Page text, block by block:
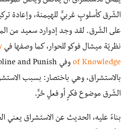
الشّرق كأسلوبٍ غربيٍّ للهيمنة، وإعادة
على الشّرق. لقد وجد إدوارد سعيد من
نظريّة ميشال فوكو للحوار، كما وصفها في
of Knowledge
بالاستشراق، وهي باختصار: بسبب
الشّرق موضوع فكرٍ أو فعلٍ حُرٍّ.
بناءً عليه، الحديث عن الاستشراق يعني